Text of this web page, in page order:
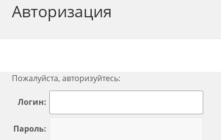
Авторизация
Пожалуйста, авторизуйтесь:
Логин:
Пароль: